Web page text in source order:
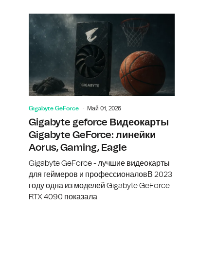
Gigabyte GeForce Май 01, 2026
Gigabyte geforce Видеокарты
Gigabyte GeForce: линейки
Aorus, Gaming, Eagle
Gigabyte GeForce - лучшие видеокарты
для геймеров и профессионаловВ 2023
году одна из моделей Gigabyte GeForce
RTX 4090 показала